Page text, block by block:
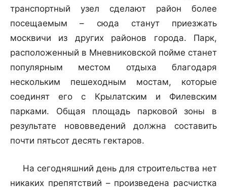
транспортный узел сделают район более
посещаемым – сюда станут приезжать
москвичи из других районов города. Парк,
расположенный в Мневниковской пойме станет
популярным местом отдыха благодаря
нескольким пешеходным мостам, которые
соединят его с Крылатским и Филевским
парками. Общая площадь парковой зоны в
результате нововведений должна составить
почти пятьсот десять гектаров.
На сегодняшний день для строительства нет
никаких препятствий – произведена расчистка